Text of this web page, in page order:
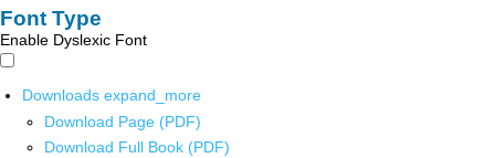
Font Type
Enable Dyslexic Font
Downloads expand_more
Download Page (PDF)
Download Full Book (PDF)